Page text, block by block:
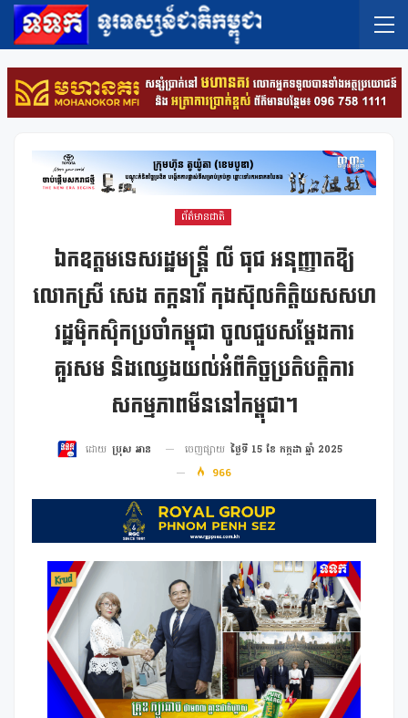
ព័ត៌មានជាតិ
ឯកឧត្តមទេសរដ្ឋមន្រ្តី លី ធុជ អនុញ្ញាតឱ្យ
លោកស្រី សេង​ តក្កនារី កុងស៊ុលកិត្តិយសសហ
រដ្ឋម៉ិកស៊ិកប្រចាំកម្ពុជា ចូលជួបសម្តែងការ
គួរសម និងឈ្វេងយល់អំពីកិច្ចប្រតិបត្តិការ
សកម្មភាពមីននៅកម្ពុជា។
ដោយ ប្រុស អាន ចេញផ្សាយ ថ្ងៃទី 15 ខែ កក្កដា ឆ្នាំ 2025
966